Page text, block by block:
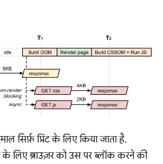
सिर्फ़ प्रिंट के लिए किया जाता है.
लिए ब्राउज़र को उस पर ब्लॉक करने की